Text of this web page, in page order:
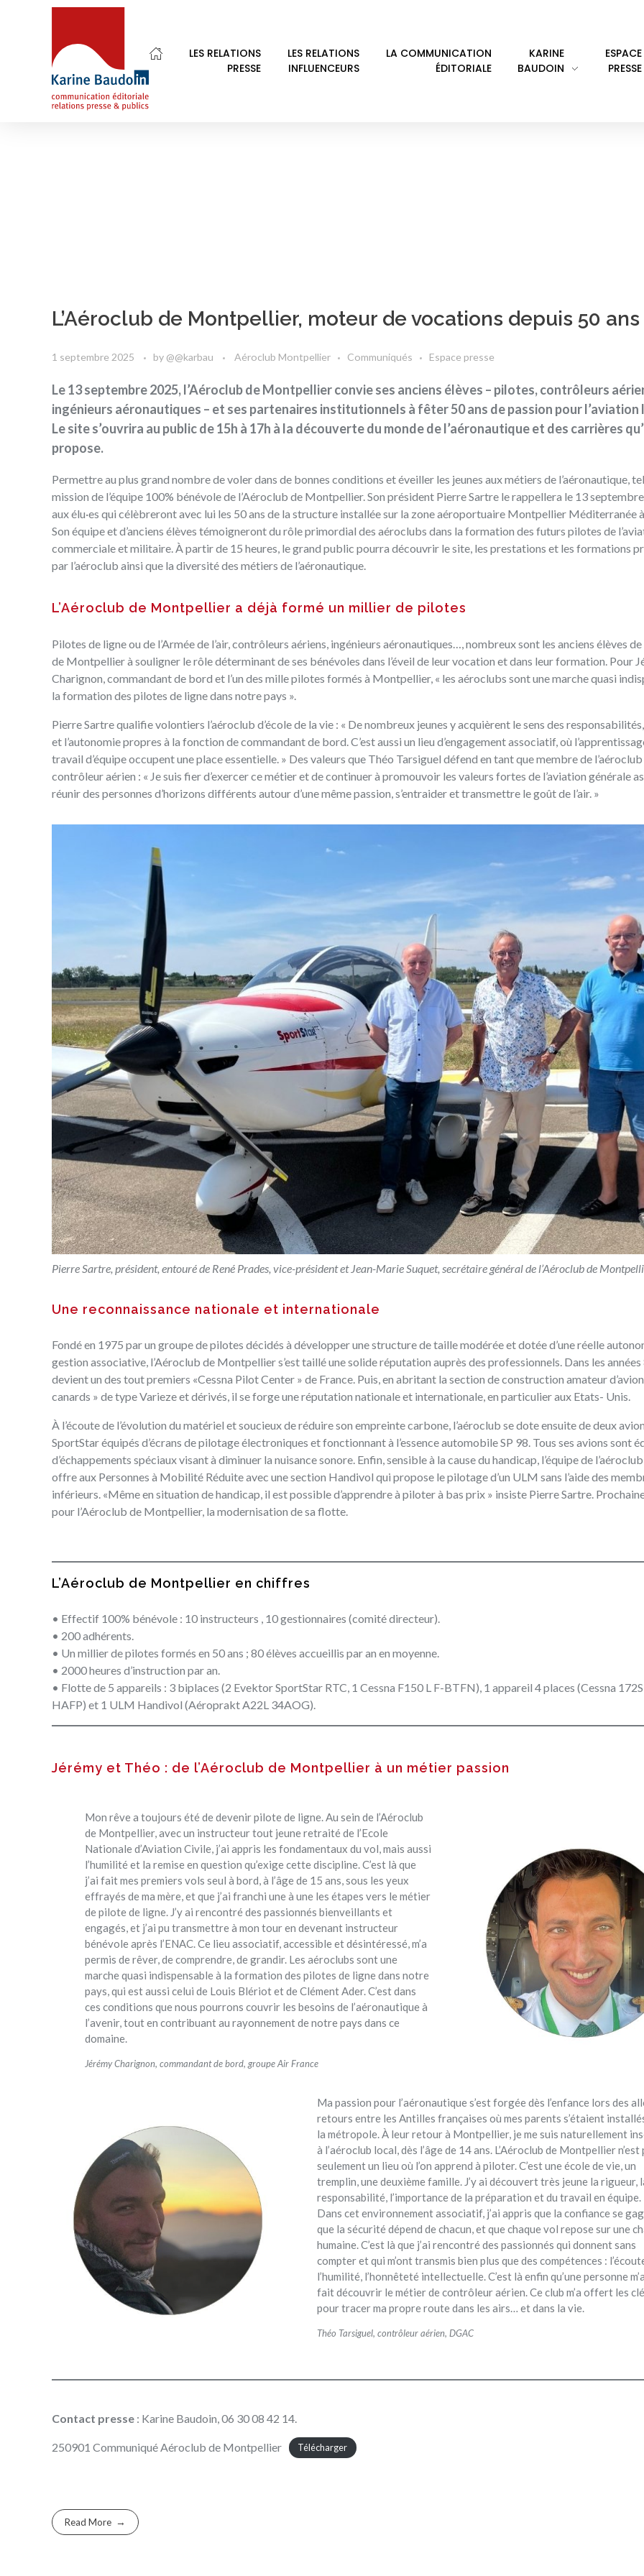
LES RELATIONS
PRESSE
LES RELATIONS
INFLUENCEURS
LA COMMUNICATION
ÉDITORIALE
KARINE
BAUDOIN
ESPACE
PRESSE
Home
POSTS TAGGED: CONTRÔLEURS AÉRIENS
L’Aéroclub de Montpellier, moteur de vocations depuis 50 ans
1 septembre 2025 by @@karbau Aéroclub Montpellier Communiqués Espace presse
Le 13 septembre 2025, l’Aéroclub de Montpellier convie ses anciens élèves – pilotes, contrôleurs
ingénieurs aéronautiques – et ses partenaires institutionnels à fêter 50 ans de passion pour l’aviation
Le site s’ouvrira au public de 15h à 17h à la découverte du monde de l’aéronautique et des carrières
propose.
Permettre au plus grand nombre de voler dans de bonnes conditions et éveiller les jeunes aux métiers de l’aéronautique,
mission de l’équipe 100% bénévole de l’Aéroclub de Montpellier. Son président Pierre Sartre le rappellera le 13
aux élu·es qui célèbreront avec lui les 50 ans de la structure installée sur la zone aéroportuaire Montpellier Méditerranée
Son équipe et d’anciens élèves témoigneront du rôle primordial des aéroclubs dans la formation des futurs pilotes de
commerciale et militaire. À partir de 15 heures, le grand public pourra découvrir le site, les prestations et les formations
par l’aéroclub ainsi que la diversité des métiers de l’aéronautique.
L’Aéroclub de Montpellier a déjà formé un millier de pilotes
Pilotes de ligne ou de l’Armée de l’air, contrôleurs aériens, ingénieurs aéronautiques…, nombreux sont les anciens élèves
de Montpellier à souligner le rôle déterminant de ses bénévoles dans l’éveil de leur vocation et dans leur formation. Pour
Charignon, commandant de bord et l’un des mille pilotes formés à Montpellier, « les aéroclubs sont une marche quasi
la formation des pilotes de ligne dans notre pays ».
Pierre Sartre qualifie volontiers l’aéroclub d’école de la vie : « De nombreux jeunes y acquièrent le sens des
et l’autonomie propres à la fonction de commandant de bord. C’est aussi un lieu d’engagement associatif, où
travail d’équipe occupent une place essentielle. » Des valeurs que Théo Tarsiguel défend en tant que membre de
contrôleur aérien : « Je suis fier d’exercer ce métier et de continuer à promouvoir les valeurs fortes de l’aviation générale
réunir des personnes d’horizons différents autour d’une même passion, s’entraider et transmettre le goût de l’air. »
Pierre Sartre, président, entouré de René Prades, vice-président et Jean-Marie Suquet, secrétaire général de l’Aéroclub de
Une reconnaissance nationale et internationale
Fondé en 1975 par un groupe de pilotes décidés à développer une structure de taille modérée et dotée d’une réelle
gestion associative, l’Aéroclub de Montpellier s’est taillé une solide réputation auprès des professionnels. Dans les années
devient un des tout premiers «Cessna Pilot Center » de France. Puis, en abritant la section de construction amateur
canards » de type Varieze et dérivés, il se forge une réputation nationale et internationale, en particulier aux Etats- Unis.
À l’écoute de l’évolution du matériel et soucieux de réduire son empreinte carbone, l’aéroclub se dote ensuite de deux
SportStar équipés d’écrans de pilotage électroniques et fonctionnant à l’essence automobile SP 98. Tous ses avions sont
d’échappements spéciaux visant à diminuer la nuisance sonore. Enfin, sensible à la cause du handicap, l’équipe de
offre aux Personnes à Mobilité Réduite avec unesection Handivol qui propose le pilotage d’un ULM sans l’aide des
inférieurs. «Même en situation de handicap, il est possible d’apprendre à piloter à bas prix » insiste Pierre Sartre.
pour l’Aéroclub de Montpellier, la modernisation de sa flotte.
L’Aéroclub de Montpellier en chiffres
• Effectif 100% bénévole : 10 instructeurs , 10 gestionnaires (comité directeur).
• 200 adhérents.
• Un millier de pilotes formés en 50 ans ; 80 élèves accueillis par an en moyenne.
• 2000 heures d’instruction par an.
• Flotte de 5 appareils : 3 biplaces (2 Evektor SportStar RTC, 1 Cessna F150 L F-BTFN), 1 appareil 4 places (Cessna
HAFP) et 1 ULM Handivol (Aéroprakt A22L 34AOG).
Jérémy et Théo : de l’Aéroclub de Montpellier à un métier passion
Mon rêve a toujours été de devenir pilote de ligne. Au sein de l’Aéroclub
de Montpellier, avec un instructeur tout jeune retraité de l’Ecole
Nationale d’Aviation Civile, j’ai appris les fondamentaux du vol, mais aussi
l’humilité et la remise en question qu’exige cette discipline. C’est là que
j’ai fait mes premiers vols seul à bord, à l’âge de 15 ans, sous les yeux
effrayés de ma mère, et que j’ai franchi une à une les étapes vers le métier
de pilote de ligne. J’y ai rencontré des passionnés bienveillants et
engagés, et j’ai pu transmettre à mon tour en devenant instructeur
bénévole après l’ENAC. Ce lieu associatif, accessible et désintéressé, m’a
permis de rêver, de comprendre, de grandir. Les aéroclubs sont une
marche quasi indispensable à la formation des pilotes de ligne dans notre
pays, qui est aussi celui de Louis Blériot et de Clément Ader. C’est dans
ces conditions que nous pourrons couvrir les besoins de l’aéronautique à
l’avenir, tout en contribuant au rayonnement de notre pays dans ce
domaine.
Jérémy Charignon, commandant de bord, groupe Air France
Ma passion pour l’aéronautique s’est forgée dès l’enfance lors des
retours entre les Antilles françaises où mes parents s’étaient
la métropole. À leur retour à Montpellier, je me suis naturellement
à l’aéroclub local, dès l’âge de 14 ans. L’Aéroclub de Montpellier n’est
seulement un lieu où l’on apprend à piloter. C’est une école de vie, un
tremplin, une deuxième famille. J’y ai découvert très jeune la rigueur,
responsabilité, l’importance de la préparation et du travail en équipe.
Dans cet environnement associatif, j’ai appris que la confiance se
que la sécurité dépend de chacun, et que chaque vol repose sur une
humaine. C’est là que j’ai rencontré des passionnés qui donnent sans
compter et qui m’ont transmis bien plus que des compétences :
l’humilité, l’honnêteté intellectuelle. C’est là enfin qu’une personne
fait découvrir le métier de contrôleur aérien. Ce club m’a offert les
pour tracer ma propre route dans les airs… et dans la vie.
Théo Tarsiguel, contrôleur aérien, DGAC
Contact presse : Karine Baudoin, 06 30 08 42 14.
250901 Communiqué Aéroclub de Montpellier Télécharger
Read More